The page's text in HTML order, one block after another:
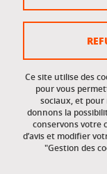
Gestion des
Accessibilité :
Accès réservés
Intranet des
Ce site utilise des
pour vous
sociaux, et pour
donnons la
conservons votre
d’avis et modifier
"Gestion des